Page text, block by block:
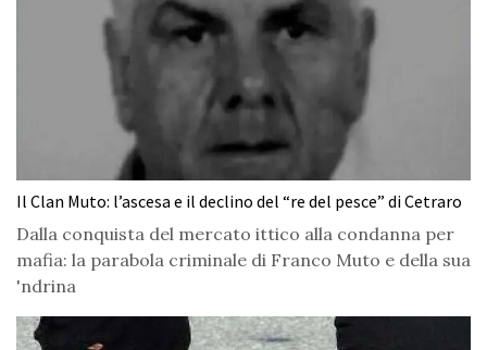
Il Clan Muto: l’ascesa e il declino del “re del pesce” di Cetraro
Dalla conquista del mercato ittico alla condanna per
mafia: la parabola criminale di Franco Muto e della sua
'ndrina